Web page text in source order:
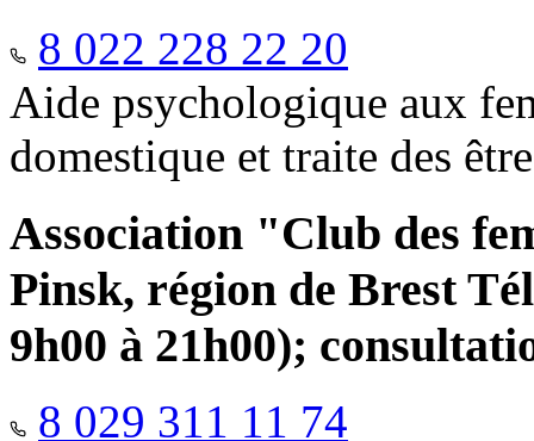
8 022 228 22 20
Aide psychologique aux
domestique et traite des
Association "Club des
Pinsk, région de Brest
9h00 à 21h00);
8 029 311 11 74